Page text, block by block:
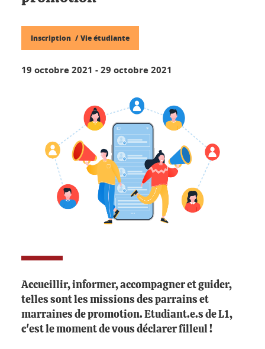
Inscription Vie étudiante
19 octobre 2021 -29 octobre 2021
Accueillir, informer, accompagner et guider,
telles sont les missions des parrains et
marraines de promotion. Etudiant.e.s de L1,
c'est le moment de vous déclarer filleul !